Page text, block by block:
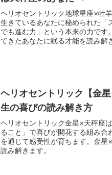
ヘリオセントリック地球星座×牡
生きているあなたに秘められた「
でも進む力」という本来の力です
てきたあなたに眠る才能を読み解
ヘリオセントリック【金
生の喜びの読み解き方
ヘリオセントリック金星×天秤座
ること」で喜びが開花する組み合
を通じて感受性が育ちます。金星
読み解きます。